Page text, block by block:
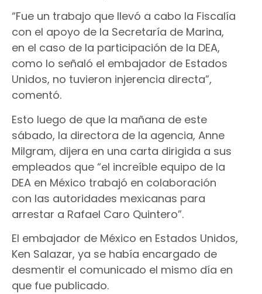
“Fue un trabajo que llevó a cabo la Fiscalía
con el apoyo de la Secretaría de Marina,
en el caso de la participación de la DEA,
como lo señaló el embajador de Estados
Unidos, no tuvieron injerencia directa”,
comentó.
Esto luego de que la mañana de este
sábado, la directora de la agencia, Anne
Milgram, dijera en una carta dirigida a sus
empleados que “el increíble equipo de la
DEA en México trabajó en colaboración
con las autoridades mexicanas para
arrestar a Rafael Caro Quintero”.
El embajador de México en Estados Unidos,
Ken Salazar, ya se había encargado de
desmentir el comunicado el mismo día en
que fue publicado.